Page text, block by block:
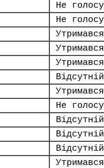
Не
Не
Утримався
Утримався
Утримався
Відсутній
Утримався
Не
Відсутній
Відсутній
Відсутній
Утримався